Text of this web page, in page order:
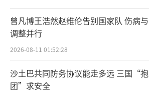
曾凡博王浩然赵维伦告别国家队 伤病与
调整并行
2026-08-11 01:52:28
沙土巴共同防务协议能走多远 三国“抱
团”求安全